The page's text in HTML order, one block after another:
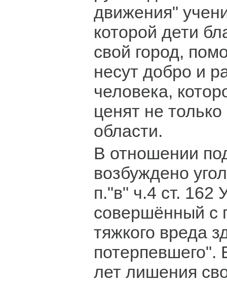
движения"
которой дети
свой город,
несут добро и
человека,
ценят не
области.
В отношении
возбуждено
п."в" ч.4 ст.
совершённый с
тяжкого вреда
потерпевшего".
лет лишения